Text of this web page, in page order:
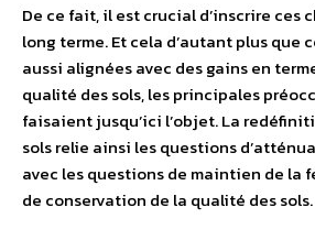
De ce fait, il est crucial d’inscrire ces
long terme. Et cela d’autant plus que
aussi alignées avec des gains en
qualité des sols, les principales
faisaient jusqu’ici l’objet. La
sols relie ainsi les questions
avec les questions de maintien de la
de conservation de la qualité des sols.